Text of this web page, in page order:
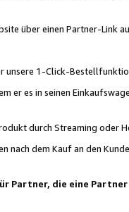
über einen Partner-Link
unsere 1-Click-
er es in seinen
durch Streaming oder
dem Kauf an den
Partner, die eine